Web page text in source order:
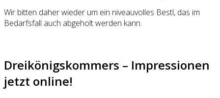
Wir bitten daher wieder um ein niveauvolles Bestl, das im
Bedarfsfall auch abgeholt werden kann.
Dreikönigskommers – Impressionen
jetzt online!